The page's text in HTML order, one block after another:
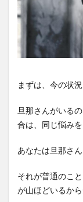
まずは、今の状
旦那さんがいる
合は、同じ悩み
あなたは旦那さ
それが普通のこ
が山ほどいるから